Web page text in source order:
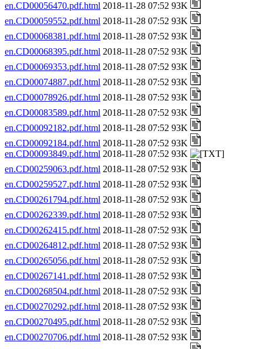
en.CD00056470.pdf.html 2018-11-28 07:52 93K
en.CD00059552.pdf.html 2018-11-28 07:52 93K
en.CD00068381.pdf.html 2018-11-28 07:52 93K
en.CD00068395.pdf.html 2018-11-28 07:52 93K
en.CD00069353.pdf.html 2018-11-28 07:52 93K
en.CD00074887.pdf.html 2018-11-28 07:52 93K
en.CD00078926.pdf.html 2018-11-28 07:52 93K
en.CD00083589.pdf.html 2018-11-28 07:52 93K
en.CD00092182.pdf.html 2018-11-28 07:52 93K
en.CD00092184.pdf.html 2018-11-28 07:52 93K
en.CD00093849.pdf.html 2018-11-28 07:52 93K
en.CD00259063.pdf.html 2018-11-28 07:52 93K
en.CD00259527.pdf.html 2018-11-28 07:52 93K
en.CD00261794.pdf.html 2018-11-28 07:52 93K
en.CD00262339.pdf.html 2018-11-28 07:52 93K
en.CD00262415.pdf.html 2018-11-28 07:52 93K
en.CD00264812.pdf.html 2018-11-28 07:52 93K
en.CD00265056.pdf.html 2018-11-28 07:52 93K
en.CD00267141.pdf.html 2018-11-28 07:52 93K
en.CD00268504.pdf.html 2018-11-28 07:52 93K
en.CD00270292.pdf.html 2018-11-28 07:52 93K
en.CD00270495.pdf.html 2018-11-28 07:52 93K
en.CD00270706.pdf.html 2018-11-28 07:52 93K